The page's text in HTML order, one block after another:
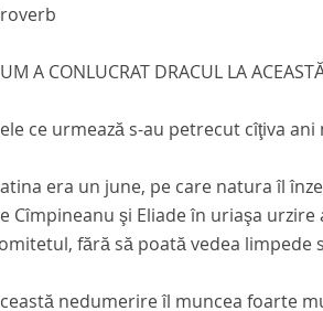
A CONLUCRAT DRACUL LA
ce urmează s-au petrecut cîţiva
era un june, pe care natura îl
Cîmpineanu şi Eliade în uriaşa
fără să poată vedea limpede
nedumerire îl muncea foarte